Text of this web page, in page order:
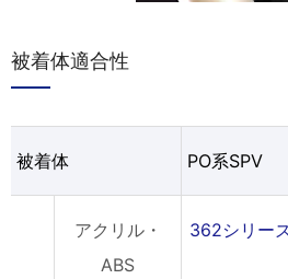
被着体適合性
被着体 PO系SPV
アクリル・
ABS
362シリー